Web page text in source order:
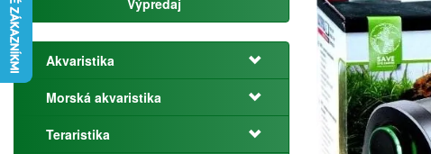
Výpredaj
Akvaristika
Morská akvaristika
Teraristika